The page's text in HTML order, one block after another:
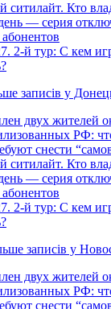
ситилайт. Кто
— серия
2-й тур: С кем
записів у
двух жителей
РФ:
снести
ситилайт. Кто
— серия
2-й тур: С кем
записів у
двух жителей
РФ:
снести